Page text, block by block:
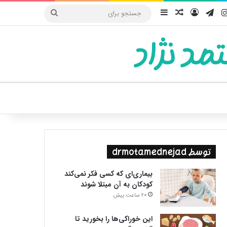
اینستاگرام
تلگرامورودنوشته تصادفی
سایدبار
جستجو
نژاد
پوسته
توسط drmotamednejad
بیماری‌ای که کسی فکر نمی‌کند
کودکان به آن مبتلا شوند
20 ساعت پیش
این خوراکی‌ها را بخورید تا